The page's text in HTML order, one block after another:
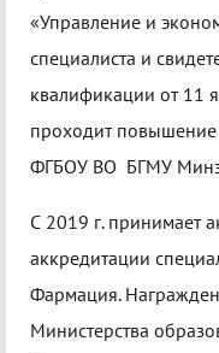
«Управление и
специалиста и
квалификации от 11
проходит
ФГБОУ ВО БГМУ
С 2019 г. принимает
аккредитации
Фармация.
Министерства